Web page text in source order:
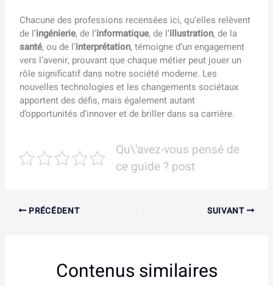
Chacune des professions recensées ici, qu’elles relèvent
de l’ingénierie, de l’informatique, de l’illustration, de la
santé, ou de l’interprétation, témoigne d’un engagement
vers l’avenir, prouvant que chaque métier peut jouer un
rôle significatif dans notre société moderne. Les
nouvelles technologies et les changements sociétaux
apportent des défis, mais également autant
d’opportunités d’innover et de briller dans sa carrière.
Qu\'avez-vous pensé de
ce guide ? post
PRÉCÉDENT SUIVANT
Contenus similaires